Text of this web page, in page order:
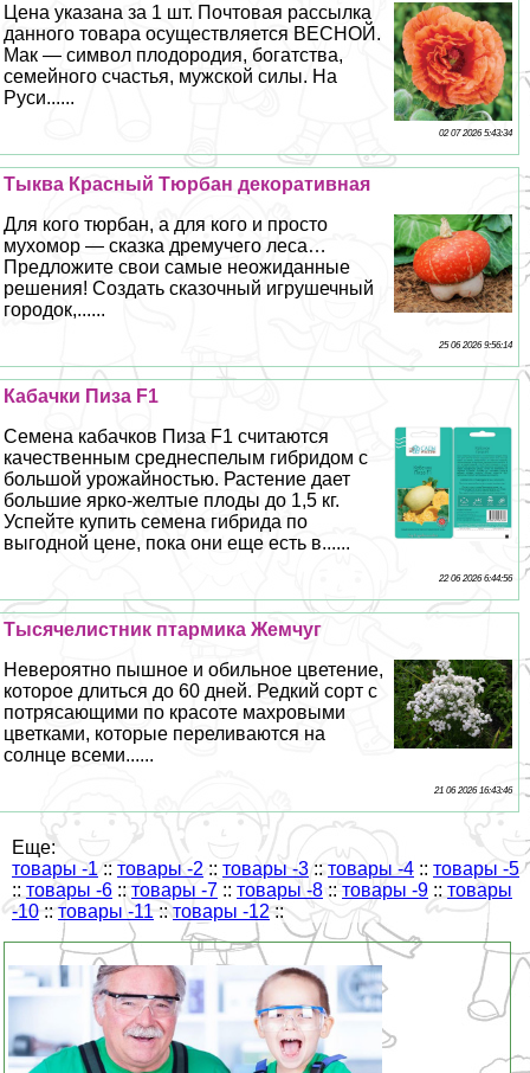
Цена указана за 1 шт. Почтовая рассылка
данного товара осуществляется ВЕСНОЙ.
Мак — символ плодородия, богатства,
семейного счастья, мужской силы. На
Руси......
02 07 2026 5:43:34
Тыква Красный Тюрбан декоративная
Для кого тюрбан, а для кого и просто
мухомор — сказка дремучего леса…
Предложите свои самые неожиданные
решения! Создать сказочный игрушечный
городок,......
25 06 2026 9:56:14
Кабачки Пиза F1
Семена кабачков Пиза F1 считаются
качественным среднеспелым гибридом с
большой урожайностью. Растение дает
большие ярко-желтые плоды до 1,5 кг.
Успейте купить семена гибрида по
выгодной цене, пока они еще есть в......
22 06 2026 6:44:56
Тысячелистник птармика Жемчуг
Невероятно пышное и обильное цветение,
которое длиться до 60 дней. Редкий сорт с
потрясающими по красоте махровыми
цветками, которые переливаются на
солнце всеми......
21 06 2026 16:43:46
Еще:
товары -1 :: товары -2 :: товары -3 ::товары -4 :: товары -5
:: товары -6 :: товары -7 :: товары -8 :: товары -9 :: товары
-10 :: товары -11 ::товары -12::